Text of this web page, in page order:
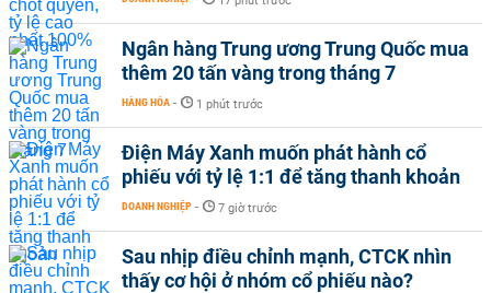
Ngân hàng Trung ương Trung Quốc mua
thêm 20 tấn vàng trong tháng 7
HÀNG HÓA - 1 phút trước
Điện Máy Xanh muốn phát hành cổ
phiếu với tỷ lệ 1:1 để tăng thanh khoản
DOANH NGHIỆP - 7 giờ trước
Sau nhịp điều chỉnh mạnh, CTCK nhìn
thấy cơ hội ở nhóm cổ phiếu nào?